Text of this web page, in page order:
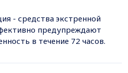
- средства экстренной
предупреждают
в течение 72 часов.